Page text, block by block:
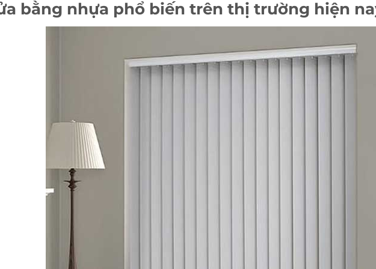
bằng nhựa phổ biến trên thị trường hiện